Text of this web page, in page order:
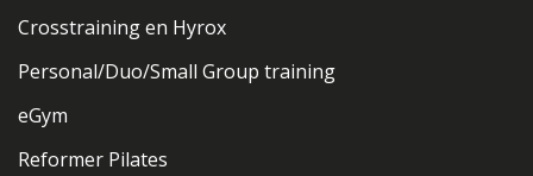
Crosstraining en Hyrox
Personal/Duo/Small Group training
eGym
Reformer Pilates